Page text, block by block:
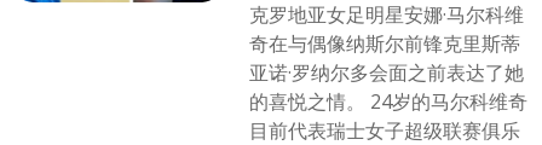
克罗地亚女足明星安娜·马尔科维
奇在与偶像纳斯尔前锋克里斯蒂
亚诺·罗纳尔多会面之前表达了她
的喜悦之情。 24岁的马尔科维奇
目前代表瑞士女子超级联赛俱乐